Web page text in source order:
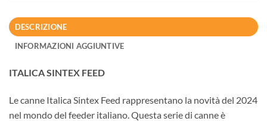
DESCRIZIONE
INFORMAZIONI AGGIUNTIVE
ITALICA SINTEX FEED
Le canne Italica Sintex Feed rappresentano la novità del 2024
nel mondo del feeder italiano. Questa serie di canne è